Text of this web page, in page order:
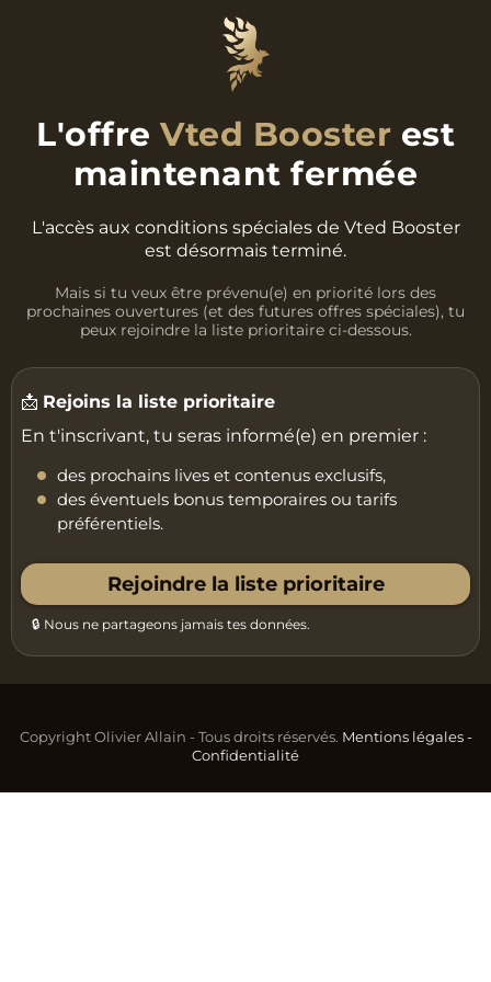
L'offre Vted Booster est
maintenant fermée
L'accès aux conditions spéciales de Vted Booster
est désormais terminé.
Mais si tu veux être prévenu(e) en priorité lors des
prochaines ouvertures (et des futures offres spéciales), tu
peux rejoindre la liste prioritaire ci-dessous.
📩 Rejoins la liste prioritaire
En t'inscrivant, tu seras informé(e) en premier :
des prochains lives et contenus exclusifs,
des éventuels bonus temporaires ou tarifs
préférentiels.
Rejoindre la liste prioritaire
🔒 Nous ne partageons jamais tes données.
Copyright Olivier Allain - Tous droits réservés. Mentions légales-
Confidentialité